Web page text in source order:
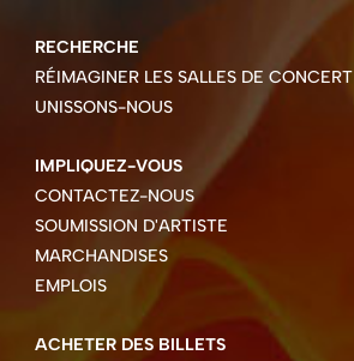
RECHERCHE
RÉIMAGINER LES SALLES DE CONCERT
UNISSONS-NOUS
IMPLIQUEZ-VOUS
CONTACTEZ-NOUS
SOUMISSION D'ARTISTE
MARCHANDISES
EMPLOIS
ACHETER DES BILLETS